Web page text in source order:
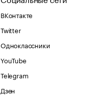
ВКонтакте
Twitter
Одноклассники
YouTube
Telegram
Дзен